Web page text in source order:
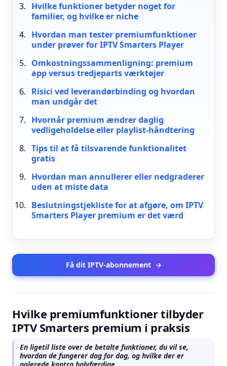
Hvilke funktioner betyder noget for
familier, og hvilke er niche
Hvordan man tester premiumfunktioner
under prøver for IPTV Smarters Player
Omkostningssammenligning: premium
app versus tredjeparts værktøjer
Risici ved leverandørbinding og hvordan
man undgår det
Hvornår premium ændrer daglig
vedligeholdelse eller playlist-håndtering
Tips til at få tilsvarende funktionalitet
gratis
Hvordan man annullerer eller nedgraderer
uden at miste data
Beslutningstjekliste for at afgøre, om IPTV
Smarters Player premium er det værd
Få dit IPTV-abonnement →
Hvilke premiumfunktioner tilbyder
IPTV Smarters premium i praksis
En ligetil liste over de betalte funktioner, du vil se,
hvordan de fungerer dag for dag, og hvilke der er